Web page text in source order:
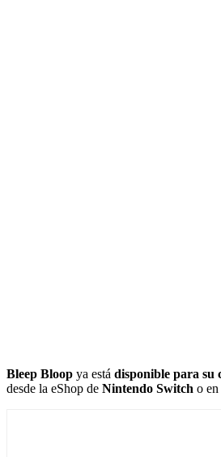
Bleep Bloop ya está disponible para su
desde la eShop de Nintendo Switch o en